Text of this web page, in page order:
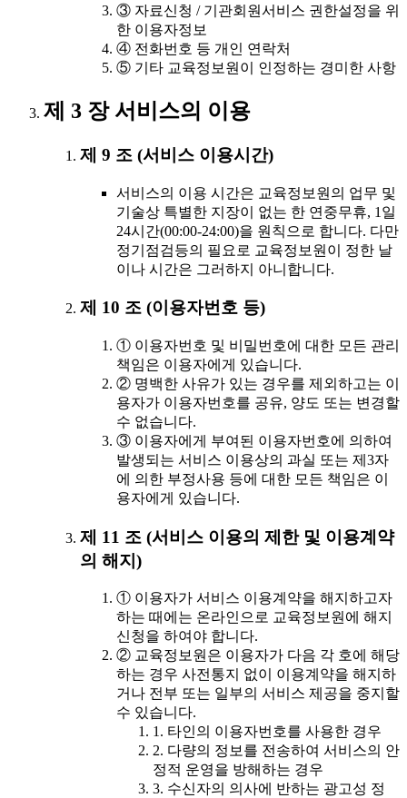
③ 자료신청 / 기관회원서비스 권한설정을 위
한 이용자정보
④ 전화번호 등 개인 연락처
⑤ 기타 교육정보원이 인정하는 경미한 사항
제 3 장 서비스의 이용
제 9 조 (서비스 이용시간)
서비스의 이용 시간은 교육정보원의 업무 및
기술상 특별한 지장이 없는 한 연중무휴, 1일
24시간(00:00-24:00)을 원칙으로 합니다. 다만
정기점검등의 필요로 교육정보원이 정한 날
이나 시간은 그러하지 아니합니다.
제 10 조 (이용자번호 등)
① 이용자번호 및 비밀번호에 대한 모든 관리
책임은 이용자에게 있습니다.
② 명백한 사유가 있는 경우를 제외하고는 이
용자가 이용자번호를 공유, 양도 또는 변경할
수 없습니다.
③ 이용자에게 부여된 이용자번호에 의하여
발생되는 서비스 이용상의 과실 또는 제3자
에 의한 부정사용 등에 대한 모든 책임은 이
용자에게 있습니다.
제 11 조 (서비스 이용의 제한 및 이용계약
의 해지)
① 이용자가 서비스 이용계약을 해지하고자
하는 때에는 온라인으로 교육정보원에 해지
신청을 하여야 합니다.
② 교육정보원은 이용자가 다음 각 호에 해당
하는 경우 사전통지 없이 이용계약을 해지하
거나 전부 또는 일부의 서비스 제공을 중지할
수 있습니다.
1. 타인의 이용자번호를 사용한 경우
2. 다량의 정보를 전송하여 서비스의 안
정적 운영을 방해하는 경우
3. 수신자의 의사에 반하는 광고성 정